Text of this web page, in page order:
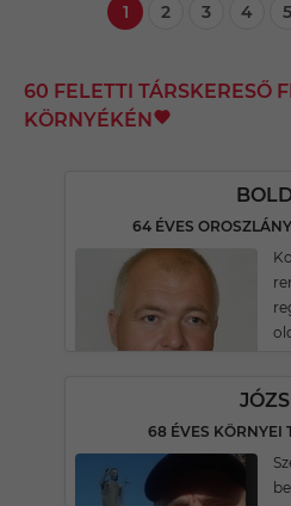
1 2 3 4 5
60 FELETTI TÁRSKERESŐ
KÖRNYÉKÉN
64 ÉVES
68 ÉVES KÖRNYEI